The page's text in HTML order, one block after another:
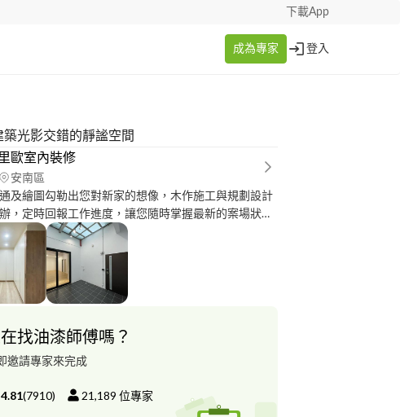
下載App
成為專家 登入
築光影交錯的靜謐空間
里歐室內裝修
安南區
及繪圖勾勒出您對新家的想像，木作施工與規劃設計
，定時回報工作進度，讓您隨時掌握最新的案場狀
都是我們的服務範圍。 服務區域:台南、嘉義 為
機會！
找油漆師傅嗎？
邀請專家來完成
4.81(7910) 21,189 位專家